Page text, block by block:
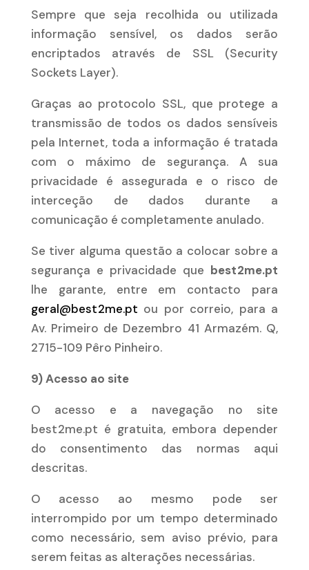
Sempre que seja recolhida ou utilizada
informação sensível, os dados serão
encriptados através de SSL (Security
Sockets Layer).
Graças ao protocolo SSL, que protege a
transmissão de todos os dados sensíveis
pela Internet, toda a informação é tratada
com o máximo de segurança. A sua
privacidade é assegurada e o risco de
interceção de dados durante a
comunicação é completamente anulado.
Se tiver alguma questão a colocar sobre a
segurança e privacidade que best2me.pt
lhe garante, entre em contacto para
geral@best2me.pt ou por correio, para a
Av. Primeiro de Dezembro 41 Armazém. Q,
2715-109 Pêro Pinheiro.
9) Acesso ao site
O acesso e a navegação no site
best2me.pt é gratuita, embora depender
do consentimento das normas aqui
descritas.
O acesso ao mesmo pode ser
interrompido por um tempo determinado
como necessário, sem aviso prévio, para
serem feitas as alterações necessárias.